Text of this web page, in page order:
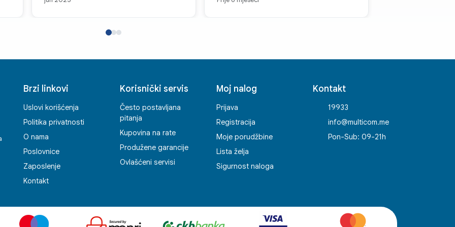
Brzi linkovi
Uslovi korišćenja
Politika privatnosti
O nama
Poslovnice
Zaposlenje
Kontakt
Korisnički servis
Često postavljana
pitanja
Kupovina na rate
Produžene garancije
Ovlašćeni servisi
Moj nalog
Prijava
Registracija
Moje porudžbine
Lista želja
Sigurnost naloga
Kontakt
19933
info@multicom.me
Pon-Sub: 09-21h